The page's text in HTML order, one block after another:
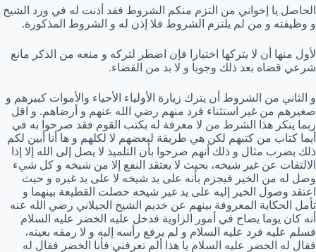
الحاصل يا إخواني من التزم منكم الشروط فقد أذنت له في ورد الشيخ
و وظيفته و من لم يلتزم الشروط فلا إذن له و الشروط المذكورة.
لأول منها أن لا يتركها اختيارا فإن اضطر لتركه و منعه من الذكر مانع
شرعي قضاه بعد ذلك وجوبا و لا بد من القضاء.
و الثاني من الشروط أن يترك زيارة الأولياء الأحياء والأموات كبيرهم و
صغيرهم من غير استثناء فرد منهم رضي الله عنهم و أرضاهم. و اقل
ربما ينكر هذا الشرط من لا معرفة له بكتب القوم فقد صرحوا به في
أيما كتاب من كتبهم لكن هي طريقة لبعضهم لا لكلهم و ها أنا أبين لكم
ذلك بضرب مثال و ذلك أنهم صرحوا بأن التلميذ لا يصل إلى الله إلا إذا
الالتفات عن غير شيخه، بحيث لا يعتقد النفع إلا من شيخه و كل شيء
وصل له من الخير فيجزم بأنه على يد شيخه لا على يد غيره و حيث
اعتقد وصول الخير إليه على يد غير شيخه حصلت القطيعة بينهما و
تأمل الحكاية المعروفة بينهم عن خديم الشيخ الجيلاني رضي الله عنه
أنه كان يوما يصاح في أمور الزاوية فدخل عليه الخضر عليه السلام
فسلم عليه فرد عليه السلام و لم يرفع رأسه إليه و لا رمقه بعينه،
فقال له الخضر عليه السلام يا هذا ألم تعرفني فأنا الخضر فقال له